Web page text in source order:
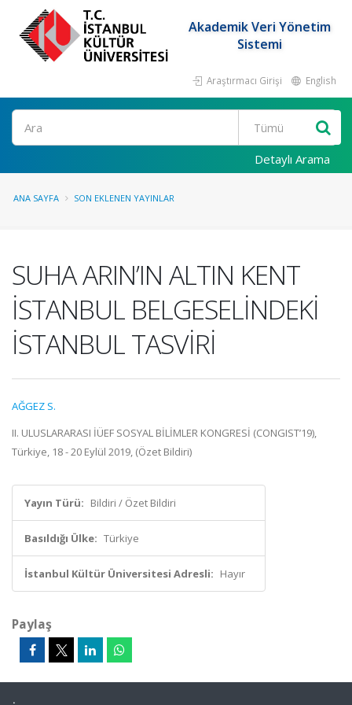
Akademik Veri Yönetim
Sistemi
Araştırmacı Girişi English
Ara
Detaylı Arama
ANA SAYFA SON EKLENEN YAYINLAR
SUHA ARIN’IN ALTIN KENT
İSTANBUL BELGESELİNDEKİ
İSTANBUL TASVİRİ
AĞGEZ S.
II. ULUSLARARASI İÜEF SOSYAL BİLİMLER KONGRESİ (CONGIST’19),
Türkiye, 18 - 20 Eylül 2019, (Özet Bildiri)
Yayın Türü: Bildiri / Özet Bildiri
Basıldığı Ülke: Türkiye
İstanbul Kültür Üniversitesi Adresli: Hayır
Paylaş